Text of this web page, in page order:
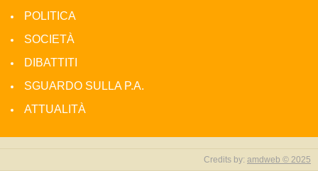
POLITICA
SOCIETÀ
DIBATTITI
SGUARDO SULLA P.A.
ATTUALITÀ
Credits by: amdweb © 2025